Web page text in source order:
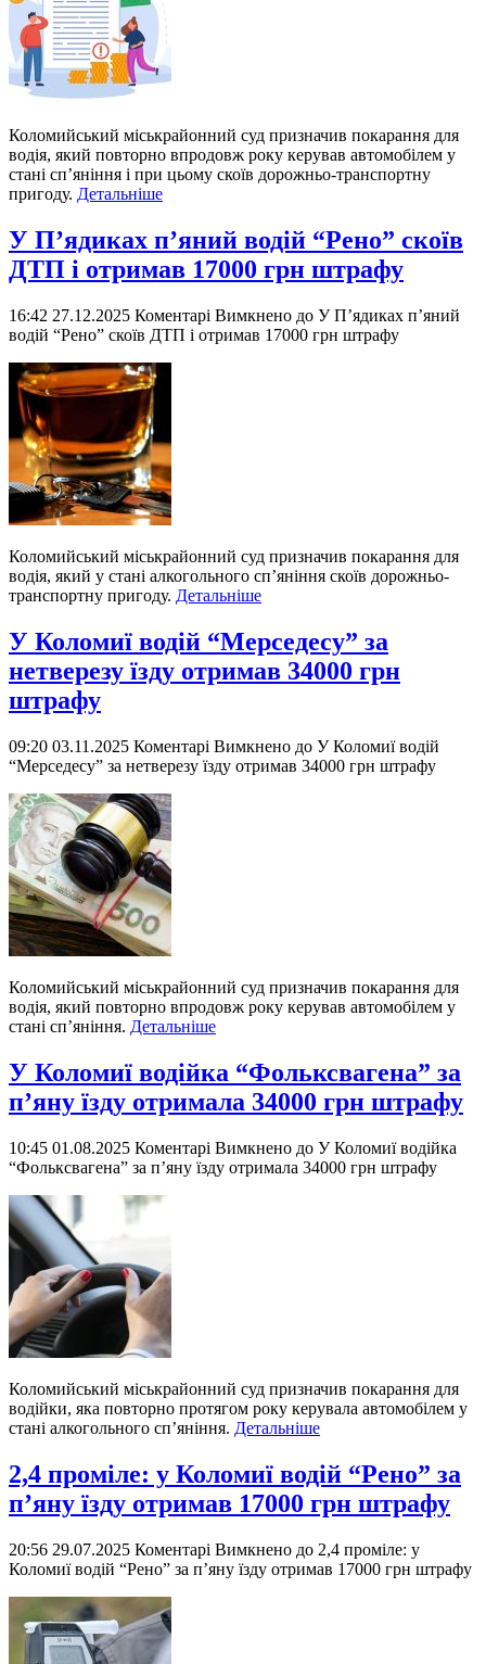
Коломийський міськрайонний суд призначив покарання для
водія, який повторно впродовж року керував автомобілем у
стані сп’яніння і при цьому скоїв дорожньо-транспортну
пригоду. Детальніше
У П’ядиках п’яний водій “Рено” скоїв
ДТП і отримав 17000 грн штрафу
16:42 27.12.2025 Коментарі Вимкнено до У П’ядиках п’яний
водій “Рено” скоїв ДТП і отримав 17000 грн штрафу
Коломийський міськрайонний суд призначив покарання для
водія, який у стані алкогольного сп’яніння скоїв дорожньо-
транспортну пригоду. Детальніше
У Коломиї водій “Мерседесу” за
нетверезу їзду отримав 34000 грн
штрафу
09:20 03.11.2025 Коментарі Вимкнено до У Коломиї водій
“Мерседесу” за нетверезу їзду отримав 34000 грн штрафу
Коломийський міськрайонний суд призначив покарання для
водія, який повторно впродовж року керував автомобілем у
стані сп’яніння. Детальніше
У Коломиї водійка “Фольксвагена” за
п’яну їзду отримала 34000 грн штрафу
10:45 01.08.2025 Коментарі Вимкнено до У Коломиї водійка
“Фольксвагена” за п’яну їзду отримала 34000 грн штрафу
Коломийський міськрайонний суд призначив покарання для
водійки, яка повторно протягом року керувала автомобілем у
стані алкогольного сп’яніння. Детальніше
2,4 проміле: у Коломиї водій “Рено” за
п’яну їзду отримав 17000 грн штрафу
20:56 29.07.2025 Коментарі Вимкнено до 2,4 проміле: у
Коломиї водій “Рено” за п’яну їзду отримав 17000 грн штрафу